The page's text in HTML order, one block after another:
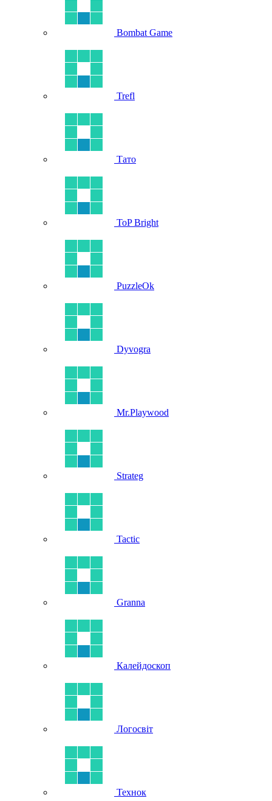
Bombat Game
Trefl
Тато
ToP Bright
PuzzleOk
Dyvogra
Mr.Playwood
Strateg
Tactic
Granna
Калейдоскоп
Логосвіт
Технок